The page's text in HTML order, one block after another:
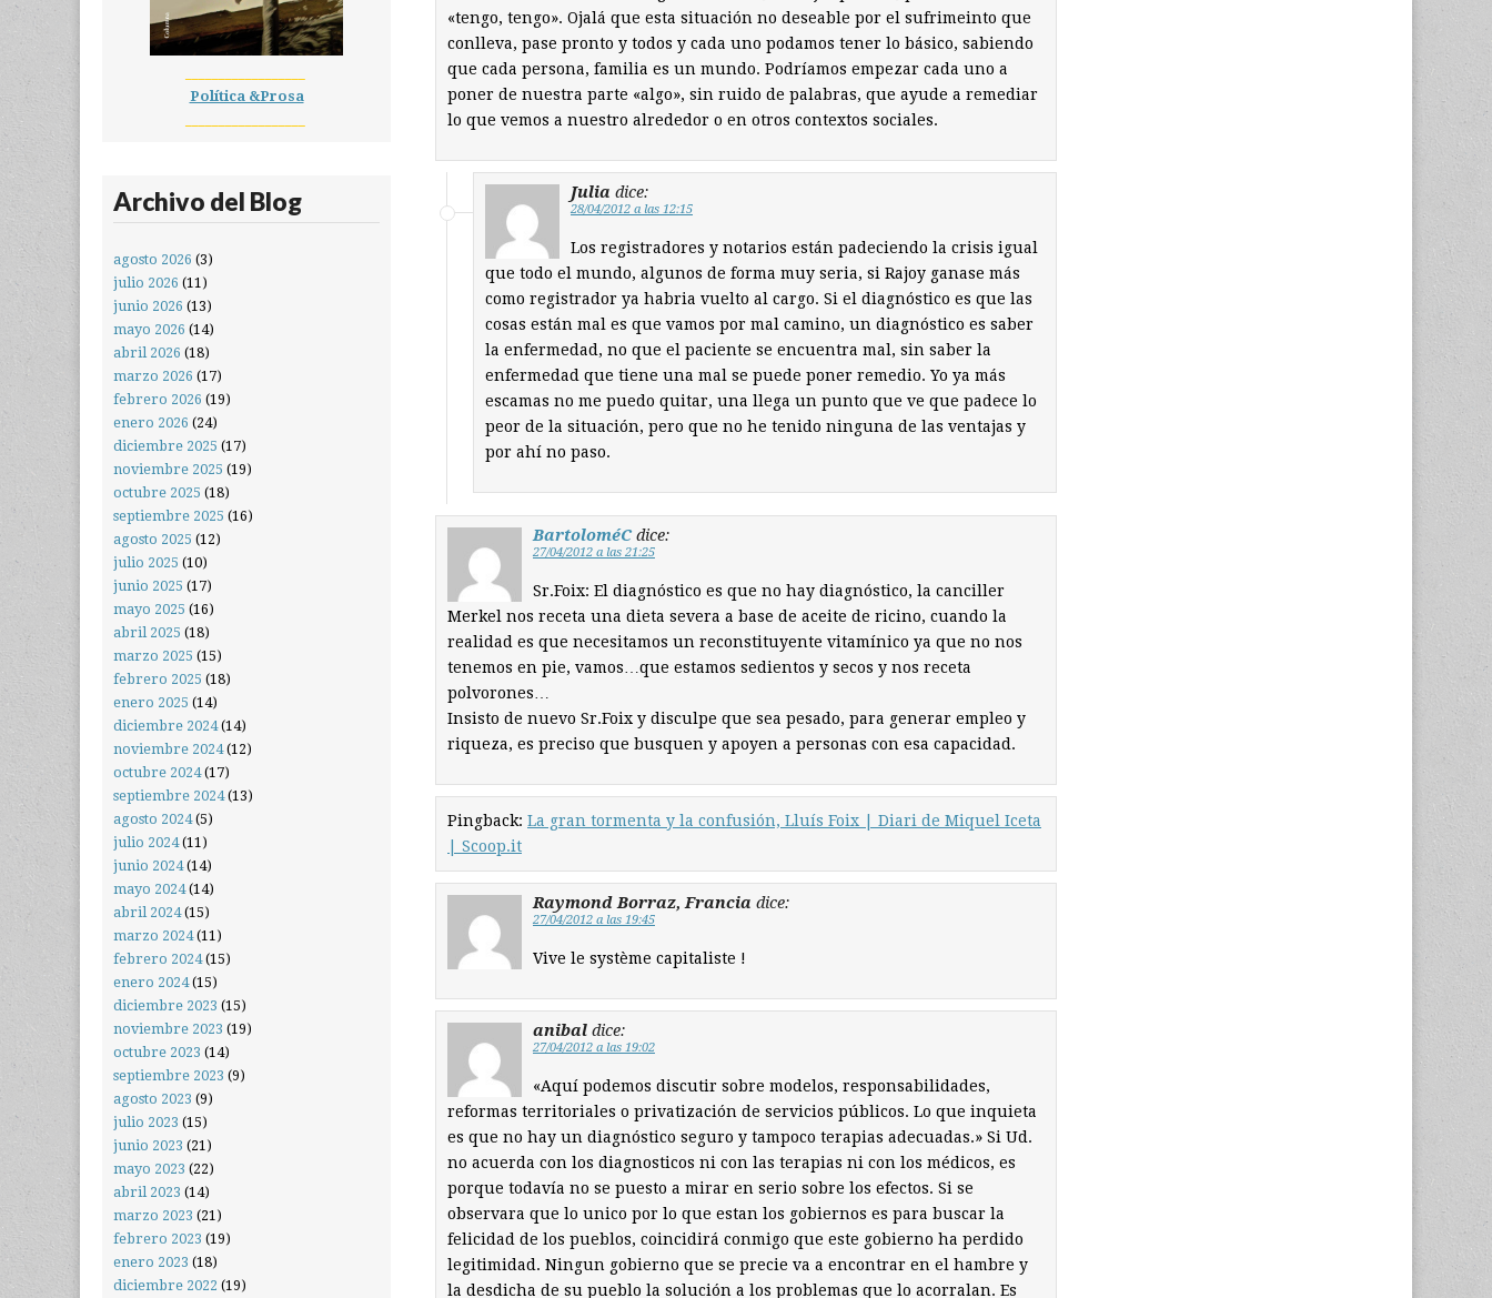
«tengo, tengo». Ojalá que esta situación no deseable por el sufrimeinto que
conlleva, pase pronto y todos y cada uno podamos tener lo básico, sabiendo
que cada persona, familia es un mundo. Podríamos empezar cada uno a
poner de nuestra parte «algo», sin ruido de palabras, que ayude a remediar
lo que vemos a nuestro alrededor o en otros contextos sociales.
Julia dice:
28/04/2012 a las 12:15
Los registradores y notarios están padeciendo la crisis igual
que todo el mundo, algunos de forma muy seria, si Rajoy ganase más
como registrador ya habria vuelto al cargo. Si el diagnóstico es que las
cosas están mal es que vamos por mal camino, un diagnóstico es saber
la enfermedad, no que el paciente se encuentra mal, sin saber la
enfermedad que tiene una mal se puede poner remedio. Yo ya más
escamas no me puedo quitar, una llega un punto que ve que padece lo
peor de la situación, pero que no he tenido ninguna de las ventajas y
por ahí no paso.
BartoloméC dice:
27/04/2012 a las 21:25
Sr.Foix: El diagnóstico es que no hay diagnóstico, la canciller
Merkel nos receta una dieta severa a base de aceite de ricino, cuando la
realidad es que necesitamos un reconstituyente vitamínico ya que no nos
tenemos en pie, vamos…que estamos sedientos y secos y nos receta
polvorones…
Insisto de nuevo Sr.Foix y disculpe que sea pesado, para generar empleo y
riqueza, es preciso que busquen y apoyen a personas con esa capacidad.
Pingback: La gran tormenta y la confusión, Lluís Foix | Diari de Miquel Iceta
| Scoop.it
Raymond Borraz, Francia dice:
27/04/2012 a las 19:45
Vive le système capitaliste !
anibal dice:
27/04/2012 a las 19:02
«Aquí podemos discutir sobre modelos, responsabilidades,
reformas territoriales o privatización de servicios públicos. Lo que inquieta
es que no hay un diagnóstico seguro y tampoco terapias adecuadas.» Si Ud.
no acuerda con los diagnosticos ni con las terapias ni con los médicos, es
porque todavía no se puesto a mirar en serio sobre los efectos. Si se
observara que lo unico por lo que estan los gobiernos es para buscar la
felicidad de los pueblos, coincidirá conmigo que este gobierno ha perdido
legitimidad. Ningun gobierno que se precie va a encontrar en el hambre y
la desdicha de su pueblo la solución a los problemas que lo acorralan. Es
Política &Prosa
Archivo del Blog
agosto 2026 (3)
julio 2026 (11)
junio 2026 (13)
mayo 2026 (14)
abril 2026 (18)
marzo 2026 (17)
febrero 2026 (19)
enero 2026 (24)
diciembre 2025 (17)
noviembre 2025 (19)
octubre 2025 (18)
septiembre 2025 (16)
agosto 2025 (12)
julio 2025 (10)
junio 2025 (17)
mayo 2025 (16)
abril 2025 (18)
marzo 2025 (15)
febrero 2025 (18)
enero 2025 (14)
diciembre 2024(14)
noviembre 2024(12)
octubre 2024(17)
septiembre 2024(13)
agosto 2024(5)
julio 2024(11)
junio 2024(14)
mayo 2024(14)
abril 2024(15)
marzo 2024(11)
febrero 2024(15)
enero 2024(15)
diciembre 2023 (15)
noviembre 2023 (19)
octubre 2023 (14)
septiembre 2023 (9)
agosto 2023 (9)
julio 2023 (15)
junio 2023 (21)
mayo 2023 (22)
abril 2023 (14)
marzo 2023 (21)
febrero 2023 (19)
enero 2023 (18)
diciembre 2022 (19)